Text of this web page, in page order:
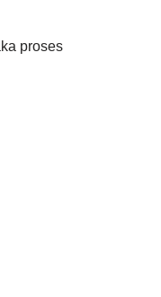
proses